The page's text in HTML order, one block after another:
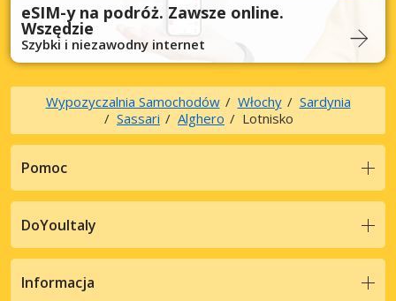
eSIM-y na podróż. Zawsze online.
Wszędzie
Szybki i niezawodny internet
Wypozyczalnia Samochodów Włochy
Sardynia
Sassari
Alghero Lotnisko
Pomoc
DoYouItaly
Informacja